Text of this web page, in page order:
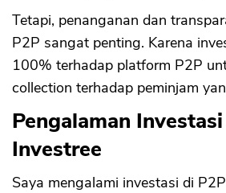
Tetapi, penanganan dan
P2P sangat penting. Karena
100% terhadap platform P2P
collection terhadap peminjam
Pengalaman
Investree
Saya mengalami investasi di